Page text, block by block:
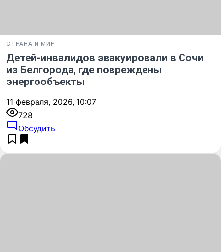
СТРАНА И МИР
Детей-инвалидов эвакуировали в Сочи
из Белгорода, где повреждены
энергообъекты
11 февраля, 2026, 10:07
728
Обсудить